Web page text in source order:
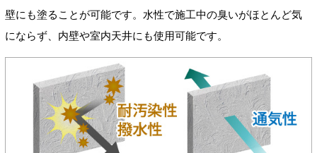
壁にも塗ることが可能です。水性で施工中の臭いがほとんど気
にならず、内壁や室内天井にも使用可能です。